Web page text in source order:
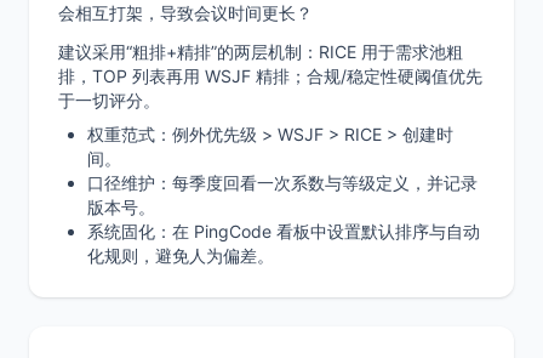
会相互打架，导致会议时间更长？
建议采用“粗排+精排”的两层机制：RICE 用于需求池粗
排，TOP 列表再用 WSJF 精排；合规/稳定性硬阈值优先
于一切评分。
权重范式：例外优先级 > WSJF > RICE > 创建时
间。
口径维护：每季度回看一次系数与等级定义，并记录
版本号。
系统固化：在 PingCode 看板中设置默认排序与自动
化规则，避免人为偏差。